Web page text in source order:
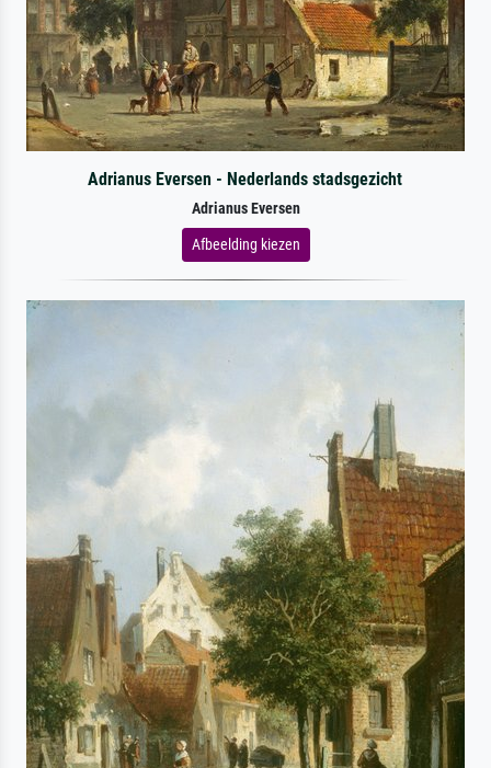
Adrianus Eversen - Nederlands stadsgezicht
Adrianus Eversen
Afbeelding kiezen